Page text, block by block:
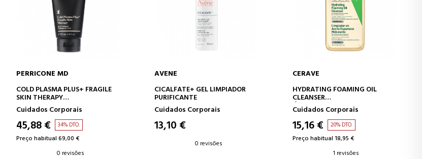
ADICIONAR AO CARRINHO
PERRICONE MD
COLD PLASMA PLUS+ FRAGILE
SKIN THERAPY
CREME CORPORAL
Cuidados Corporais
45,88 € 34% DTO.
Preço habitual 69,00 €
0 revisões
ADICIONAR AO CARRINHO
AVENE
CICALFATE+ GEL LIMPIADOR
PURIFICANTE
Cuidados Corporais
13,10 €
0 revisões
ADICIONAR AO CARRINHO
CERAVE
HYDRATING FOAMING OIL
CLEANSER
ÓLEO DE LIMPEZA ESPUMANTE
HIDRATANTE
Cuidados Corporais
15,16 € 20% DTO.
Preço habitual 18,95 €
1 revisões